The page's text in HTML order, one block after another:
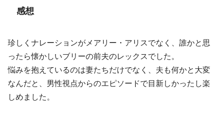
感想
珍しくナレーションがメアリー・アリスでなく、誰かと思
ったら懐かしいブリーの前夫のレックスでした。
悩みを抱えているのは妻たちだけでなく、夫も何かと大変
なんだと、男性視点からのエピソードで目新しかったし楽
しめました。